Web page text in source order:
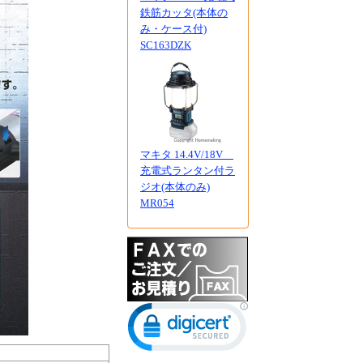
鉄筋カッタ(本体の
み・ケース付)
SC163DZK
マキタ 14.4V/18V
充電式ランタン付ラ
ジオ(本体のみ)
MR054